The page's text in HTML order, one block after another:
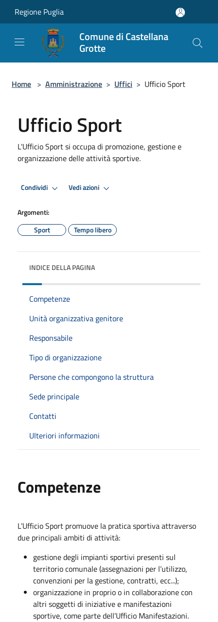
Regione Puglia
Comune di Castellana
Grotte
Home > Amministrazione > Uffici > Ufficio Sport
Ufficio Sport
L'Ufficio Sport si occupa di promozione, gestione e
organizzazione delle attività sportive.
Condividi Vedi azioni
Argomenti:
Sport
Tempo libero
INDICE DELLA PAGINA
Competenze
Unità organizzativa genitore
Responsabile
Tipo di organizzazione
Persone che compongono la struttura
Sede principale
Contatti
Ulteriori informazioni
Competenze
L’Ufficio Sport promuove la pratica sportiva attraverso
due principali ambiti di attività:
gestione degli impianti sportivi presenti sul
territorio comunale (assegnazioni per l’utilizzo,
convenzioni per la gestione, contratti, ecc...);
organizzazione in proprio o in collaborazione con
altri soggetti di iniziative e manifestazioni
sportive, come parte dell’Ufficio Manifestazioni.